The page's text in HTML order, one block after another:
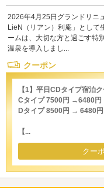
2026年4月25日グランドリニ
LieN（リアン）利庵」として
ームは、大切な方と過ごす特
温泉を導入しまし...
クーポン
【1】平日CDタイプ宿泊
Cタイプ 7500円 →6480円
Dタイプ 8500円 → 6480円
【...
クー